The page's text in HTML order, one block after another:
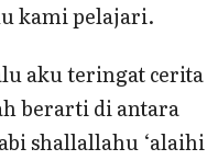
kami pelajari.
aku teringat cerita
berarti di antara
shallallahu ‘alaihi